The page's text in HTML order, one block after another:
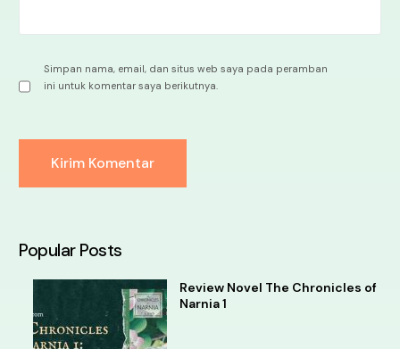
Simpan nama, email, dan situs web saya pada peramban
ini untuk komentar saya berikutnya.
Popular Posts
Review Novel The Chronicles of
Narnia 1